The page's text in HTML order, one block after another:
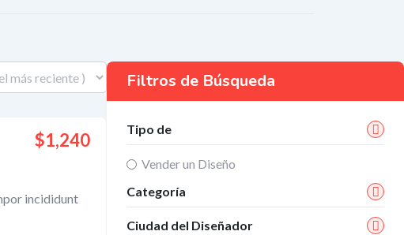
$1,240
incididunt
Filtros de Búsqueda
Tipo de
Vender un Diseño
Categoría
Ciudad del Diseñador